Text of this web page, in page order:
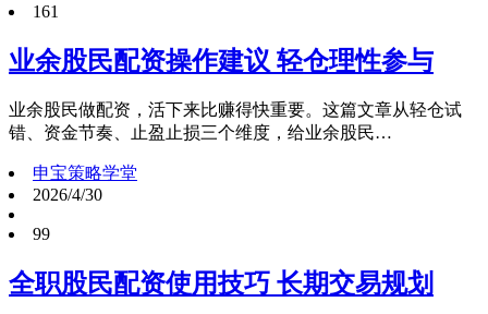
161
业余股民配资操作建议 轻仓理性参与
业余股民做配资，活下来比赚得快重要。这篇文章从轻仓试
错、资金节奏、止盈止损三个维度，给业余股民…
申宝策略学堂
2026/4/30
99
全职股民配资使用技巧 长期交易规划